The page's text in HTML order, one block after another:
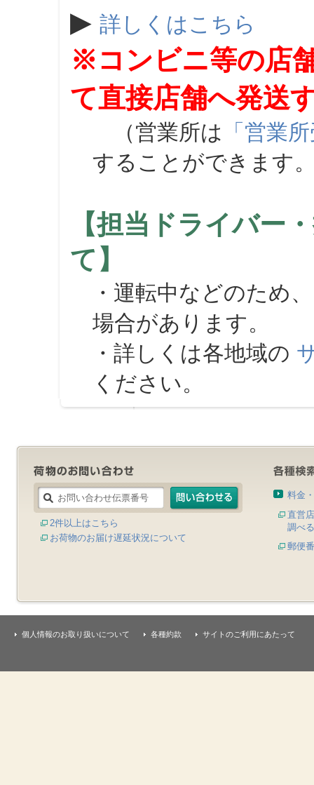
▶ 詳しくはこちら
※コンビニ等の店
て直接店舗へ発送
（営業所は 「営業
することができます
【担当ドライバー
て】
・運転中などのため
場合があります。
・詳しくは各地域の
ください。
2件以上はこちら
お荷物のお届け遅延状況について
料金
直営
調べる
郵便
個人情報のお取り扱いについて 各種約款 サイトのご利用にあたって